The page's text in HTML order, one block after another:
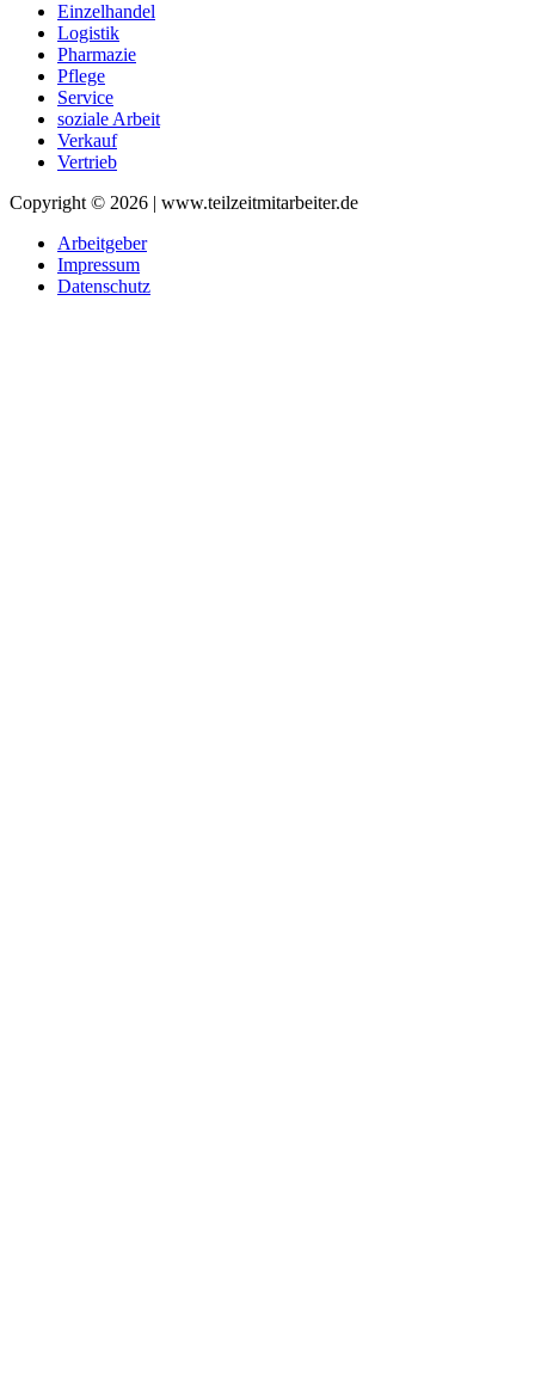
Einzelhandel
Logistik
Pharmazie
Pflege
Service
soziale Arbeit
Verkauf
Vertrieb
Copyright © 2026 | www.teilzeitmitarbeiter.de
Arbeitgeber
Impressum
Datenschutz